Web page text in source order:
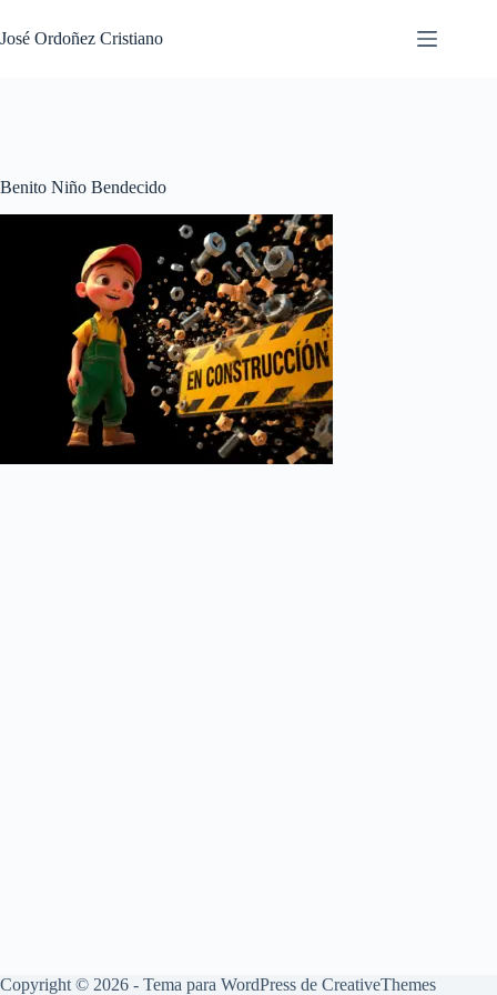
al
contenido
José Ordoñez Cristiano
Benito Niño Bendecido
Copyright © 2026 - Tema para WordPress de CreativeThemes